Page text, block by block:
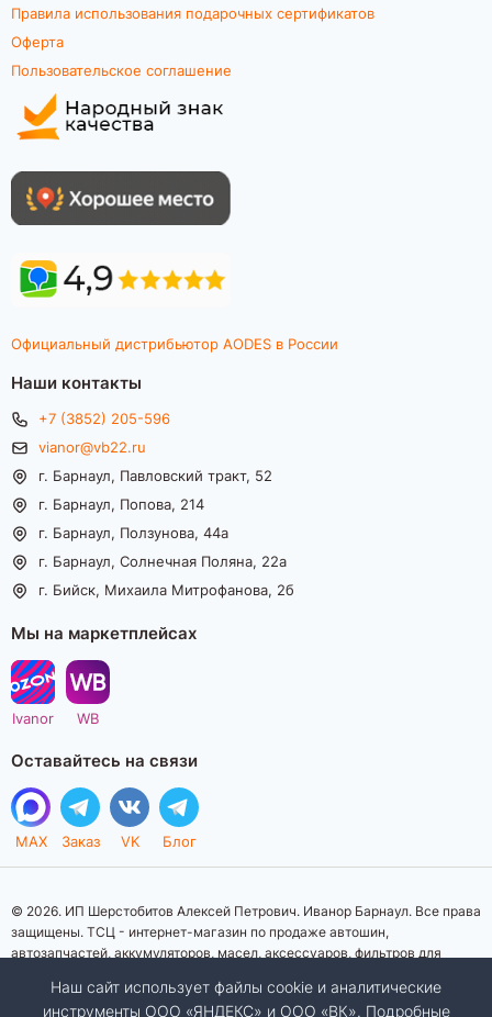
Правила использования подарочных сертификатов
Оферта
Пользовательское соглашение
Официальный дистрибьютор AODES в России
Наши контакты
+7 (3852) 205-596
vianor@vb22.ru
г. Барнаул, Павловский тракт, 52
г. Барнаул, Попова, 214
г. Барнаул, Ползунова, 44а
г. Барнаул, Солнечная Поляна, 22а
г. Бийск, Михаила Митрофанова, 2б
Мы на маркетплейсах
Ivanor WB
Оставайтесь на связи
MAX Заказ VK Блог
© 2026. ИП Шерстобитов Алексей Петрович. Иванор Барнаул. Все права
защищены. ТСЦ - интернет-магазин по продаже автошин,
автозапчастей, аккумуляторов, масел, аксессуаров, фильтров для
информационный характер. Представленная информация о товарах, их
Наш сайт использует файлы cookie и аналитические
инструменты ООО «ЯНДЕКС» и ООО «ВК». Подробные